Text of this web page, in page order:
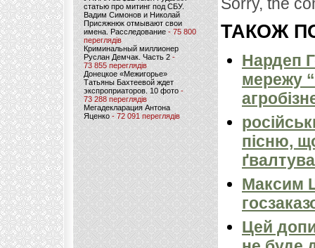
статью про митинг под СБУ.
Вадим Симонов и Николай
Присяжнюк отмывают свои
имена. Расследование - 75 800
переглядів
Криминальный миллионер
Руслан Демчак. Часть 2-
73 855 переглядів
Донецкое «Межигорье»
Татьяны Бахтеевой ждет
экспроприаторов. 10 фото -
73 288 переглядів
Мегадекларация Антона
Яценко - 72 091 переглядів
ТАКОЖ
Нардеп
мережу
пісню,
Максим
Цей